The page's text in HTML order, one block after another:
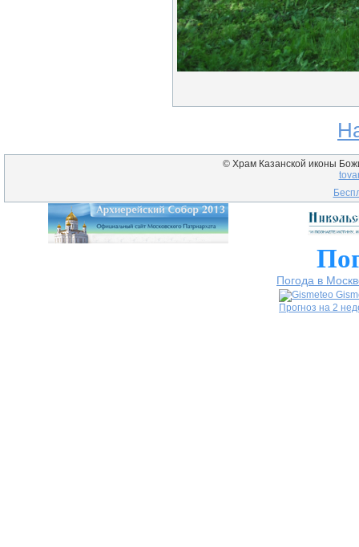
© Храм Казанской иконы
Погода в
Прогноз на 2